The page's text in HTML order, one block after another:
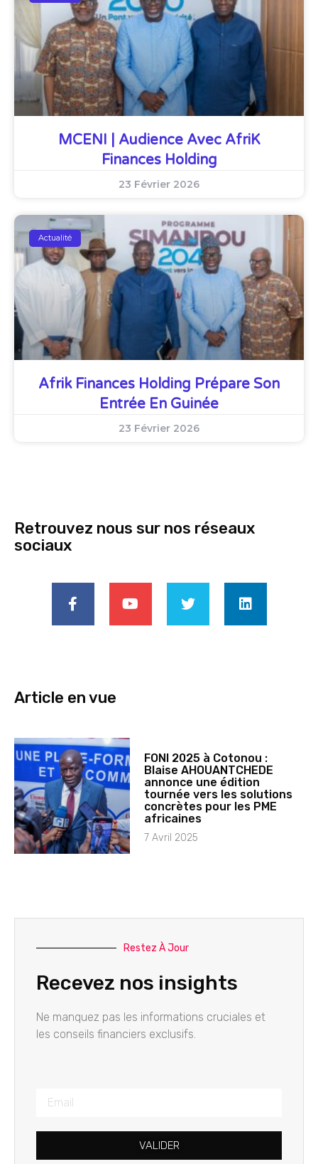
MCENI | Audience Avec AfriK
Finances Holding
23 Février 2026
Actualité
Afrik Finances Holding Prépare Son
Entrée En Guinée
23 Février 2026
Retrouvez nous sur nos réseaux
sociaux
Article en vue
FONI 2025 à Cotonou :
Blaise AHOUANTCHEDE
annonce une édition
tournée vers les solutions
concrètes pour les PME
africaines
7 Avril 2025
Restez À Jour
Recevez nos insights
Ne manquez pas les informations cruciales et
les conseils financiers exclusifs.
VALIDER